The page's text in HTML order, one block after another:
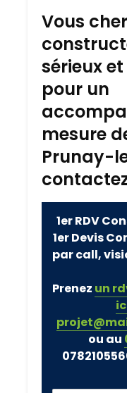
Vous
sérieux
pour un
mesure
Prunay-
1er RDV
1er Devis
par call,
Prenez un
ou au